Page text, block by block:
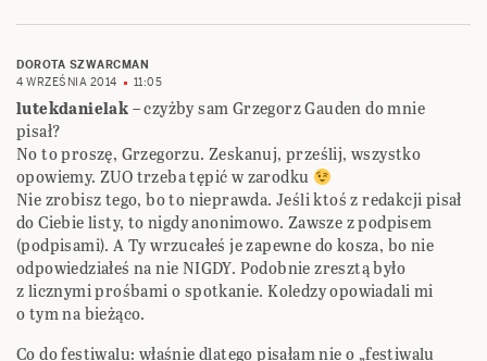
DOROTA SZWARCMAN
4 WRZEŚNIA 2014
11:05
lutekdanielak– czyżby sam Grzegorz Gauden do mnie
pisał?
No to proszę, Grzegorzu. Zeskanuj, prześlij, wszystko
opowiemy. ZUO trzeba tępić w zarodku
Nie zrobisz tego, bo to nieprawda. Jeśli ktoś z redakcji pisał
do Ciebie listy, to nigdy anonimowo. Zawsze z podpisem
(podpisami). A Ty wrzucałeś je zapewne do kosza, bo nie
odpowiedziałeś na nie NIGDY. Podobnie zresztą było
z licznymi prośbami o spotkanie. Koledzy opowiadali mi
o tym na bieżąco.
Co do festiwalu: właśnie dlatego pisałam nie o „festiwalu